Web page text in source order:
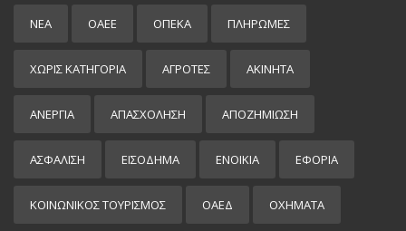
ΝΕΑ ΟΑΕΕ ΟΠΕΚΑ ΠΛΗΡΩΜΕΣ
ΧΩΡΊΣ ΚΑΤΗΓΟΡΊΑ ΑΓΡΟΤΕΣ ΑΚΙΝΗΤΑ
ΑΝΕΡΓΙΑ ΑΠΑΣΧΟΛΗΣΗ ΑΠΟΖΗΜΙΩΣΗ
ΑΣΦΑΛΙΣΗ ΕΙΣΌΔΗΜΑ ΕΝΟΙΚΙΑ ΕΦΟΡΙΑ
ΚΟΙΝΩΝΙΚΟΣ ΤΟΥΡΙΣΜΟΣ ΟΑΕΔ ΟΧΗΜΑΤΑ